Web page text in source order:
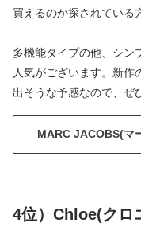
買えるのか探されている
多機能タイプの他、シン
人気がございます。新作
出そうな予感なので、ぜ
MARC JACOBS(マ
4位）Chloe(クロ